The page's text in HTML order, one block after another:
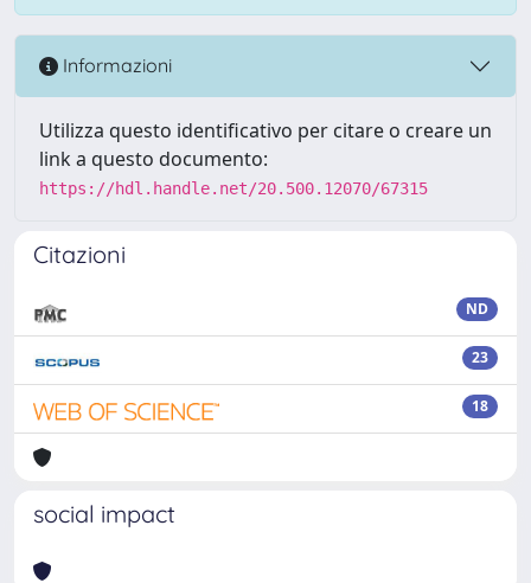
Informazioni
Utilizza questo identificativo per citare o creare un
link a questo documento:
https://hdl.handle.net/20.500.12070/67315
Citazioni
ND
23
18
social impact